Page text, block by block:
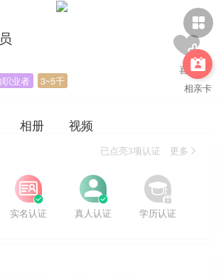


相亲卡
职业者 3~5千
相册 视频
已点亮3项认证 更多


实名认证


真人认证


学历认证